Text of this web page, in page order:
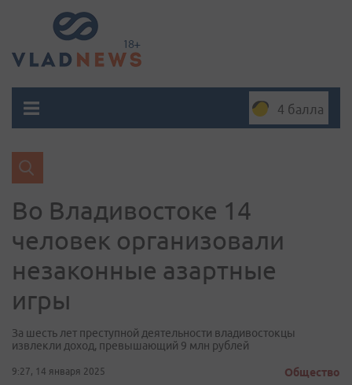
4 балла
Во Владивостоке 14
человек организовали
незаконные азартные
игры
За шесть лет преступной деятельности владивостокцы
извлекли доход, превышающий 9 млн рублей
9:27, 14 января 2025 Общество